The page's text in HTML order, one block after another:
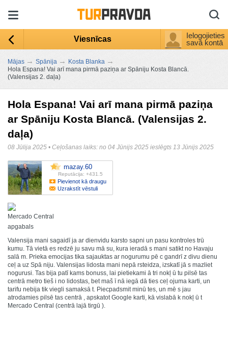
Viesnīcas
Ielogojieties
savā kontā
Mājas → Spānija → Kosta Blanka →
Hola Espana! Vai arī mana pirmā paziņa ar Spāniju Kosta Blancā.
(Valensijas 2. daļa)
Hola Espana! Vai arī mana pirmā paziņa
ar Spāniju Kosta Blancā. (Valensijas 2.
daļa)
08 Jūlija 2025 • Ceļošanas laiks: no 04 Jūnijs 2025 ieslēgts 13 Jūnijs 2025
mazay.60
Reputācija: +431.5
Pievienot kā draugu
Uzrakstīt vēstuli
Mercado Central
apgabals
Valensija mani sagaidī ja ar dienvidu karsto sapni un pasu kontroles trū
kumu. Tā vietā es redzē ju savu mā su, kura ieradā s mani satikt no Havaju
salā m. Prieka emocijas tika sajauktas ar nogurumu pē c gandrī z divu dienu
ceļ a uz Spā niju. Valensijas lidosta mani nepā rsteidza, izskatī jā s mazliet
nogurusi. Tas bija patī kams bonuss, lai pietiekami ā tri nokļ ū tu pilsē tas
centrā metro tieš i no lidostas, bet maš ī nā iegā dā ties ceļ ojuma karti, un
tarifu nebija tik viegli samaksā t. Piecpadsmit minū tes, un mē s jau
atrodamies pilsē tas centrā , apskatot Google karti, kā vislabā k nokļ ū t
Mercado Central (centrā lajā tirgū ).